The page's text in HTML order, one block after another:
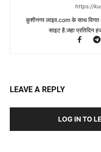
https://
कुशीनगर लाइव.com के साथ विगत
साइट है.जहा प्रतिदिन
LEAVE A REPLY
LOG IN TO